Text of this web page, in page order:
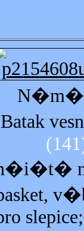
Batak